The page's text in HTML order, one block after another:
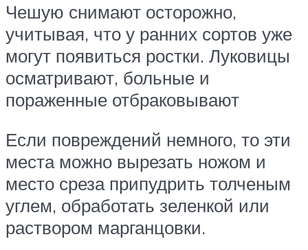
Чешую снимают осторожно,
учитывая, что у ранних сортов уже
могут появиться ростки. Луковицы
осматривают, больные и
пораженные отбраковывают
Если повреждений немного, то эти
места можно вырезать ножом и
место среза припудрить толченым
углем, обработать зеленкой или
раствором марганцовки.